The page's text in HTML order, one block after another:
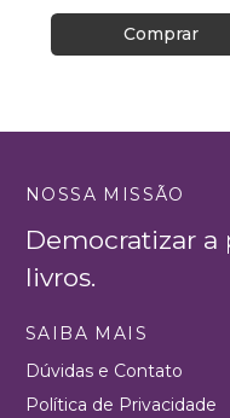
Comprar
NOSSA MISSÃO
Democratizar
livros.
SAIBA MAIS
Dúvidas e Contato
Política de Privacidade